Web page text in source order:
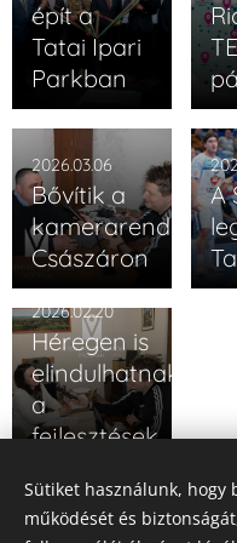
épít a
Tatai Ipari
Parkban
2026.03.06
Bővítik a
kamerarendszert
Császáron
A
2026.02.20
Héregen is
elindulhatnak
a
fejlesztések
Újabb bejegyzés
Sütiket használunk, hogy
működését és